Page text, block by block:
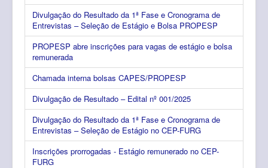
Divulgação do Resultado da 1ª Fase e Cronograma de
Entrevistas – Seleção de Estágio e Bolsa PROPESP
PROPESP abre inscrições para vagas de estágio e bolsa
remunerada
Chamada interna bolsas CAPES/PROPESP
Divulgação de Resultado – Edital nº 001/2025
Divulgação do Resultado da 1ª Fase e Cronograma de
Entrevistas – Seleção de Estágio no CEP-FURG
Inscrições prorrogadas - Estágio remunerado no CEP-
FURG